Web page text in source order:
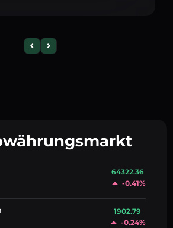
64322.36
-0.41%
1902.79
-0.24%